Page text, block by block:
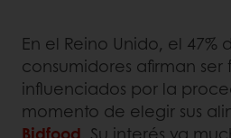
En el Reino Unido, el 47%
consumidores afirman
influenciados por la
momento de elegir sus